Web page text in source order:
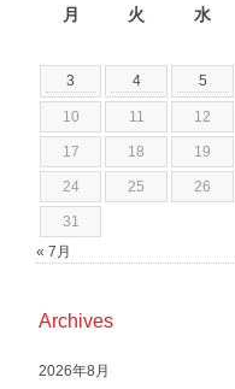
月 火 水
3 4 5
10 11 12
17 18 19
24 25 26
31
« 7月
Archives
2026年8月